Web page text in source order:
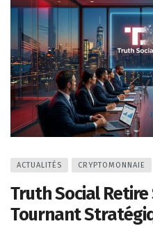
ACTUALITÉS CRYPTOMONNAIE
Truth Social Retire
Tournant